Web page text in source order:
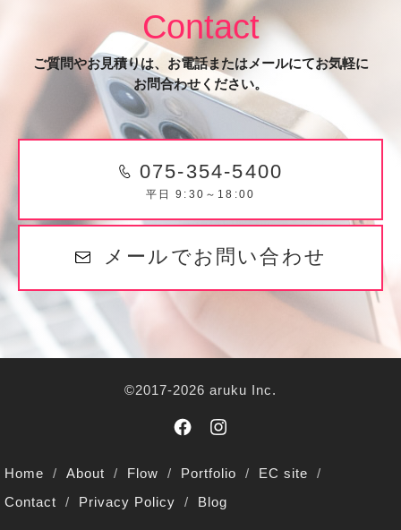
Contact
ご質問やお見積りは、お電話またはメールにてお気軽に
お問合わせください。
075-354-5400
平日 9:30～18:00
メールでお問い合わせ
©2017-2026 aruku Inc.
Home About Flow Portfolio
EC site
Contact
Privacy Policy Blog